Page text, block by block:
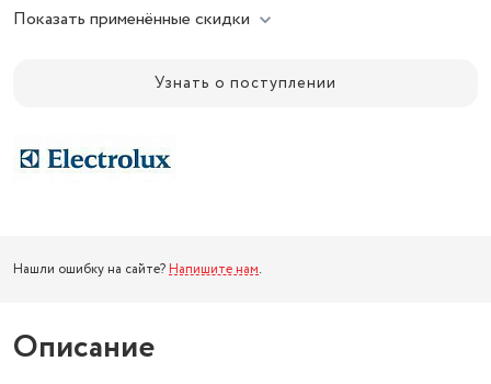
Показать применённые скидки
Узнать о поступлении
Нашли ошибку на сайте? Напишите нам.
Описание